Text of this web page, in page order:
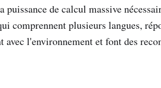
de calcul massive
comprennent plusieurs langues,
l'environnement et font des